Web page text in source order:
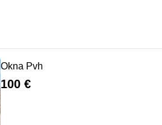
Okna Pvh
100 €